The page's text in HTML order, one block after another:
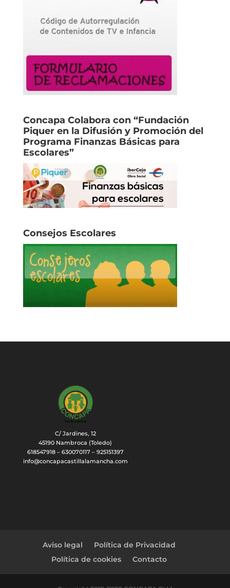
Concapa Colabora con “Fundación
Piquer en la Difusión y Promoción del
Programa Finanzas Básicas para
Escolares”
Consejos Escolares
C/ Jardines, 12
45190 Nambroca (Toledo)
618547918 – 630070117 – 925151397
info@concapacastillalamancha.com
Aviso legal
Política de Privacidad
Política de cookies
Contacto